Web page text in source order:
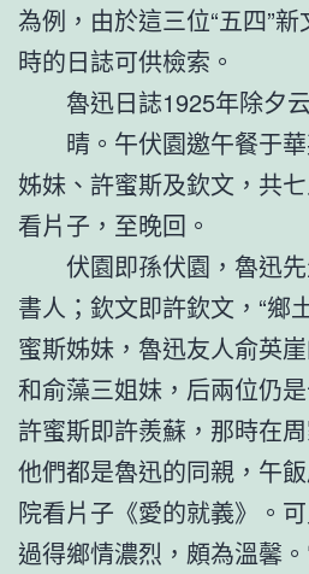
為例，由於這三位“五四”
時的日誌可供檢索。
魯迅日誌1925年除夕
晴。午伏園邀午餐于
姊妹、許蜜斯及欽文，共
看片子，至晚回。
伏園即孫伏園，魯迅
書人；欽文即許欽文，“鄉
蜜斯姊妹，魯迅友人俞英
和俞藻三姐妹，后兩位仍
許蜜斯即許羨蘇，那時在
他們都是魯迅的同親，午
院看片子《愛的就義》。
過得鄉情濃烈，頗為溫馨